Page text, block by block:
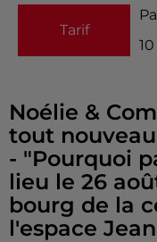
Tarif
10
Noélie &
tout
- "Pourquoi
lieu le 26
bourg de la
l'espace